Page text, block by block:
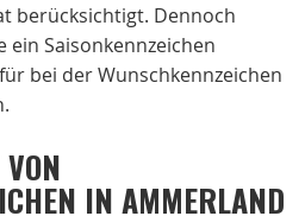
berücksichtigt. Dennoch
ein Saisonkennzeichen
bei der Wunschkennzeichen
IN AMMERLAND